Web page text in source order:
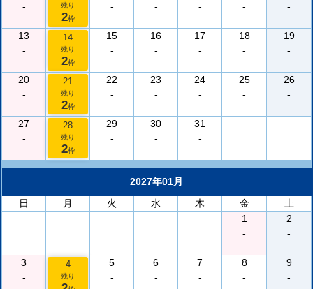
-
残り
2枠
-
-
-
-
-
13
-
14
残り
2枠
15
-
16
-
17
-
18
-
19
-
20
-
21
残り
2枠
22
-
23
-
24
-
25
-
26
-
27
-
28
残り
2枠
29
-
30
-
31
-
2027年01月
日
月 火 水 木 金
土
1
-
2
-
3
-
4
残り
5
-
6
-
7
-
8
-
9
-